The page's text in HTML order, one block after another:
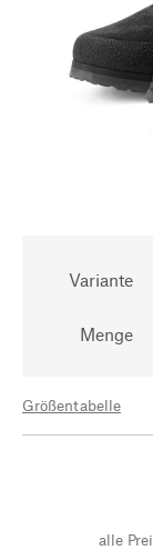
Variante
Menge
Größentabelle
alle